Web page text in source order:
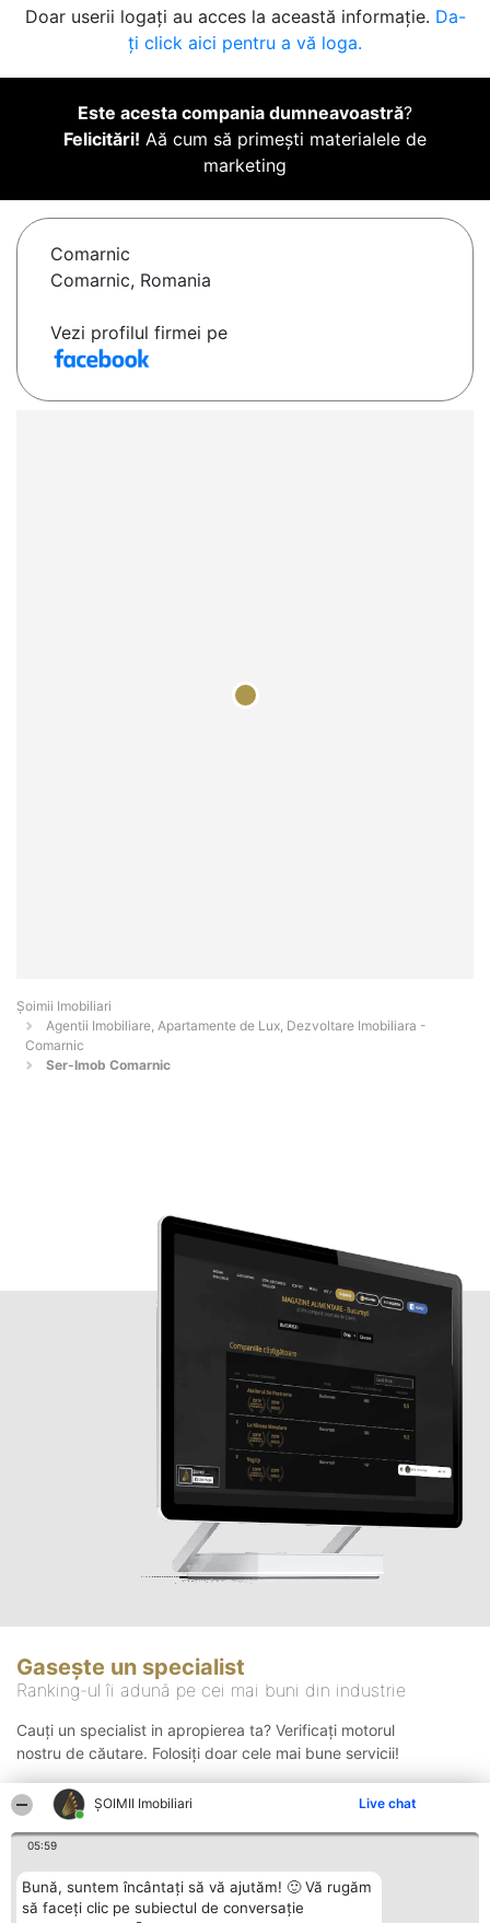
ȘOIMII Imobiliari Live chat
05:59
Bună, suntem încântați să vă ajutăm! 🙂 Vă rugăm
să faceți clic pe subiectul de conversație
Doar userii logați au acces la această informație. Da-
ți click aici pentru a vă loga.
Este acesta compania dumneavoastră?
Felicitări! Aă cum să primești materialele de
marketing
Comarnic
Comarnic, Romania
Vezi profilul firmei pe
Șoimii Imobiliari
Agentii Imobiliare, Apartamente de Lux, Dezvoltare Imobiliara -
Comarnic
Ser-Imob Comarnic
Gasește un specialist
Ranking-ul îi adună pe cei mai buni din industrie
Cauți un specialist in apropierea ta? Verificați motorul
nostru de căutare. Folosiți doar cele mai bune servicii!